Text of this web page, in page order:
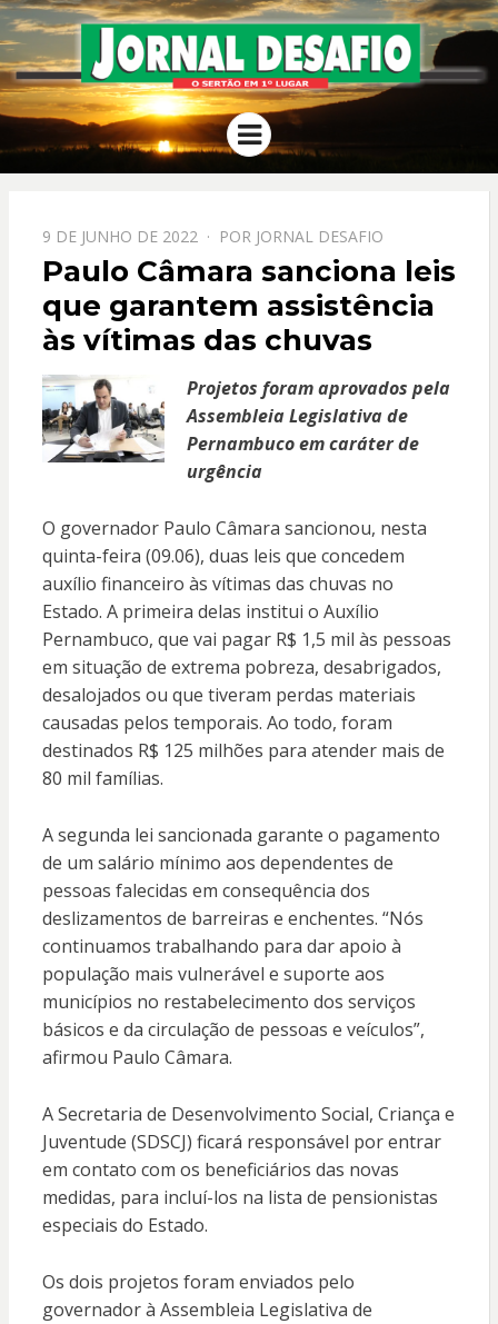
JORNAL
DESAFIO
O Sertão em 1º Lugar
Menu
PPOSTADO
EM
9 DE JUNHO DE 2022 POR JORNAL DESAFIO
Paulo Câmara sanciona leis
que garantem assistência
às vítimas das chuvas
Projetos foram aprovados pela
Assembleia Legislativa de
Pernambuco em caráter de
urgência
O governador Paulo Câmara sancionou, nesta
quinta-feira (09.06), duas leis que concedem
auxílio financeiro às vítimas das chuvas no
Estado. A primeira delas institui o Auxílio
Pernambuco, que vai pagar R$ 1,5 mil às pessoas
em situação de extrema pobreza, desabrigados,
desalojados ou que tiveram perdas materiais
causadas pelos temporais. Ao todo, foram
destinados R$ 125 milhões para atender mais de
80 mil famílias.
A segunda lei sancionada garante o pagamento
de um salário mínimo aos dependentes de
pessoas falecidas em consequência dos
deslizamentos de barreiras e enchentes. “Nós
continuamos trabalhando para dar apoio à
população mais vulnerável e suporte aos
municípios no restabelecimento dos serviços
básicos e da circulação de pessoas e veículos”,
afirmou Paulo Câmara.
A Secretaria de Desenvolvimento Social, Criança e
Juventude (SDSCJ) ficará responsável por entrar
em contato com os beneficiários das novas
medidas, para incluí-los na lista de pensionistas
especiais do Estado.
Os dois projetos foram enviados pelo
governador à Assembleia Legislativa de